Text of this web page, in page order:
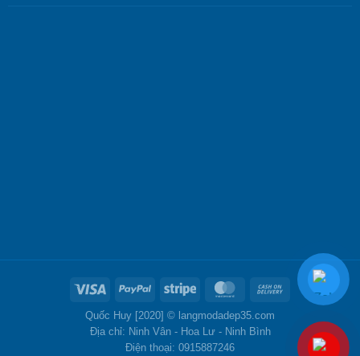
Quốc Huy [2020] © langmodadep35.com
Địa chỉ: Ninh Vân - Hoa Lư - Ninh Bình
Điện thoại: 0915887246